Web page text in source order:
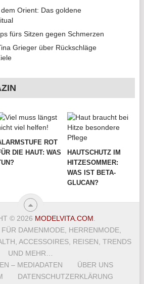
Orient: Das goldene
fürs Sitzen gegen Schmerzen
Grieger über Rückschläge
ROT
DIE HAUT: WAS
HAUTSCHUTZ IM
HITZESOMMER:
WAS IST BETA-
GLUCAN?
© 2026 MODELVITA.COM.
DAMENMODE, HERRENMODE,
ACCESSOIRES, REISEN, TRENDS
UND MEHR…
– MEDIADATEN
ÜBER UNS
DATENSCHUTZERKLÄRUNG